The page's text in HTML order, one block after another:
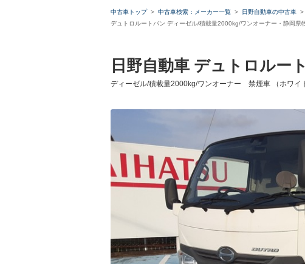
中古車トップ 中古車検索：メーカー一覧 日野自動車の中古車
デュトロルートバン ディーゼル/積載量2000kg/ワンオーナー・静岡県
日野自動車 デュトロルー
ディーゼル/積載量2000kg/ワンオーナー 禁煙車 （ホワイ
ローンシミュ
ローン種類
通常ローン 残
借入額